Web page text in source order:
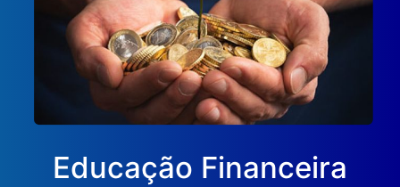
Educação Financeira